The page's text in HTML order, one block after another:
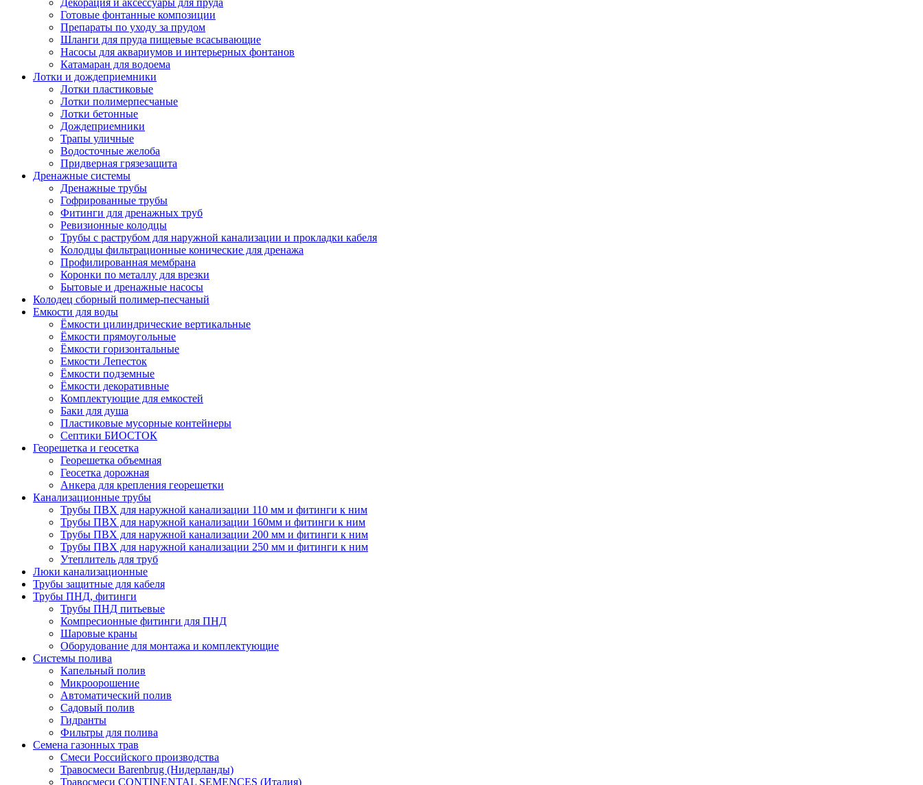
Декорация и аксессуары для пруда
Готовые фонтанные композиции
Препараты по уходу за прудом
Шланги для пруда пищевые всасывающие
Насосы для аквариумов и интерьерных фонтанов
Катамаран для водоема
Лотки и дождеприемники
Лотки пластиковые
Лотки полимерпесчаные
Лотки бетонные
Дождеприемники
Трапы уличные
Водосточные желоба
Придверная грязезащита
Дренажные системы
Дренажные трубы
Гофрированные трубы
Фитинги для дренажных труб
Ревизионные колодцы
Трубы с раструбом для наружной канализации и прокладки кабеля
Колодцы фильтрационные конические для дренажа
Профилированная мембрана
Коронки по металлу для врезки
Бытовые и дренажные насосы
Колодец сборный полимер-песчаный
Емкости для воды
Ёмкости цилиндрические вертикальные
Ёмкости прямоугольные
Ёмкости горизонтальные
Емкости Лепесток
Ёмкости подземные
Ёмкости декоративные
Комплектующие для емкостей
Баки для душа
Пластиковые мусорные контейнеры
Септики БИОСТОК
Георешетка и геосетка
Георешетка объемная
Геосетка дорожная
Анкера для крепления георешетки
Канализационные трубы
Трубы ПВХ для наружной канализации 110 мм и фитинги к ним
Трубы ПВХ для наружной канализации 160мм и фитинги к ним
Трубы ПВХ для наружной канализации 200 мм и фитинги к ним
Трубы ПВХ для наружной канализации 250 мм и фитинги к ним
Утеплитель для труб
Люки канализационные
Трубы защитные для кабеля
Трубы ПНД, фитинги
Трубы ПНД питьевые
Компресионные фитинги для ПНД
Шаровые краны
Оборудование для монтажа и комплектующие
Системы полива
Капельный полив
Микроорошение
Автоматический полив
Садовый полив
Гидранты
Фильтры для полива
Семена газонных трав
Смеси Российского производства
Травосмеси Barenbrug (Нидерланды)
Травосмеси CONTINENTAL SEMENCES (Италия)